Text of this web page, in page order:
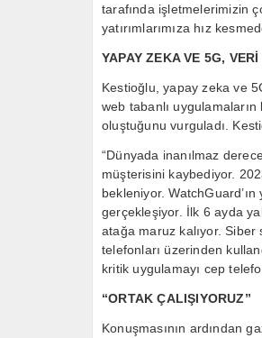
tarafında işletmelerimizin
yatırımlarımıza hız
YAPAY ZEKA VE 5G,
Kestioğlu, yapay zeka ve
web tabanlı uygulamaların
oluştuğunu vurguladı.
“Dünyada inanılmaz
müşterisini kaybediyor.
bekleniyor.
gerçekleşiyor. İlk 6 ayda
atağa maruz kalıyor. Siber
telefonları üzerinden
kritik uygulamayı cep
“ORTAK ÇALIŞIYORUZ”
Konuşmasının ardından